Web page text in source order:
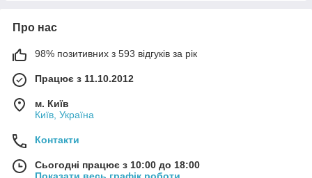
Про нас
98% позитивних з 593 відгуків за рік
Працює з 11.10.2012
м. Київ
Київ, Україна
Контакти
Сьогодні працює з 10:00 до 18:00
Показати весь графік роботи